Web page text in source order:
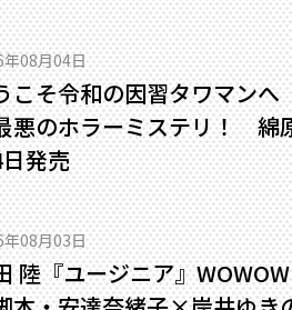
08月04日
こそ令和の因習タワマンへ
悪のホラーミステリ！ 綿
発売
08月03日
陸『ユージニア』